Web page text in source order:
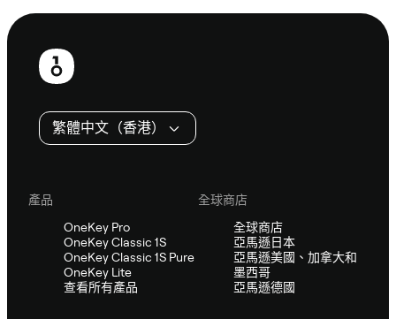
頁
繁體中文（香港）
產品
OneKey Pro
OneKey Classic 1S
OneKey Classic 1S Pure
OneKey Lite
查看所有產品
全球商店
全球商店
亞馬遜日本
亞馬遜美國、加拿大和
墨西哥
亞馬遜德國